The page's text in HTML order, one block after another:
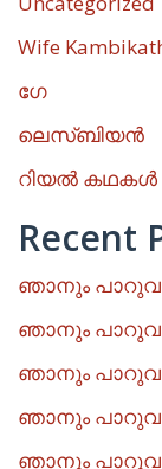
Wife
ഗേ
ലെസ്ബിയൻ
റിയൽ കഥകൾ
Recent
ഞാനും
ഞാനും
ഞാനും
ഞാനും
ഞാനും